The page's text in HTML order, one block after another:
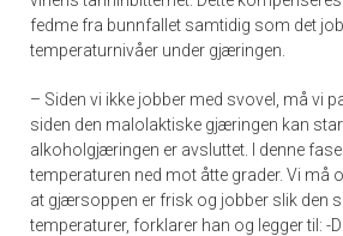
fedme fra bunnfallet samtidig som det
temperaturnivåer under gjæringen.
– Siden vi ikke jobber med svovel, må vi
siden den malolaktiske gjæringen kan
alkoholgjæringen er avsluttet. I denne
temperaturen ned mot åtte grader. Vi
at gjærsoppen er frisk og jobber slik den
temperaturer, forklarer han og legger til: -